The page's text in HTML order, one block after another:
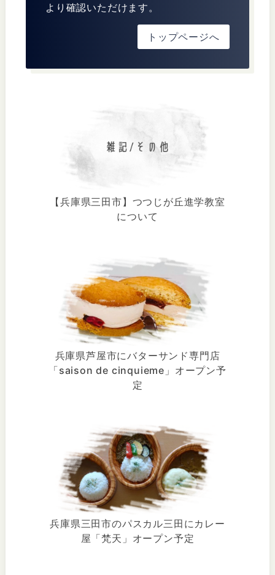
より確認いただけます。
トップページへ
【兵庫県三田市】つつじが丘進学教室
について
兵庫県芦屋市にバターサンド専門店
「saison de cinquieme」オープン予
定
兵庫県三田市のパスカル三田にカレー
屋「梵天」オープン予定